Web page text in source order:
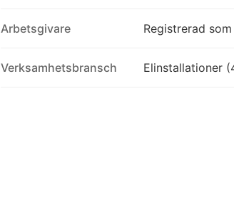
Arbetsgivare Registrerad
Verksamhetsbransch Elinstallationer